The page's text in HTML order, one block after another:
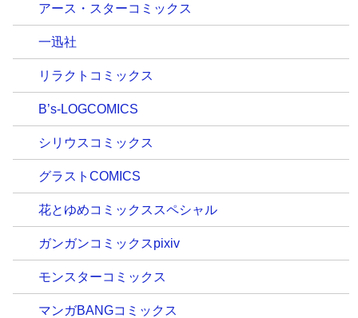
アース・スターコミックス
一迅社
リラクトコミックス
B’s-LOGCOMICS
シリウスコミックス
グラストCOMICS
花とゆめコミックススペシャル
ガンガンコミックスpixiv
モンスターコミックス
マンガBANGコミックス